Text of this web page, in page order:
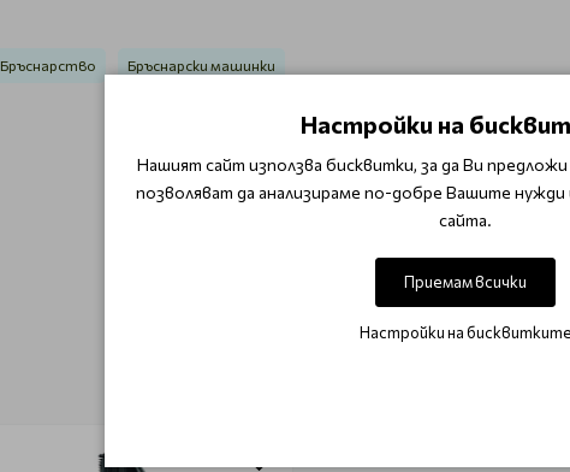
Бръснарство Бръснарски машинки
ОТЗИВИ (0)
Този продукт няма
Настройки на
Нашият сайт използва бисквитки, за да Ви
позволяват да анализираме по-добре Вашите
сайта.
Приемам всички
Настройки на бисквитките